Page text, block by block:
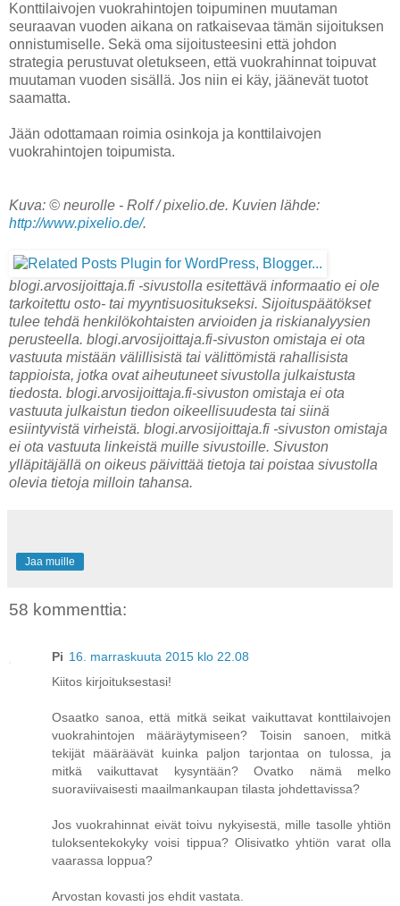
Konttilaivojen vuokrahintojen toipuminen muutaman
seuraavan vuoden aikana on ratkaisevaa tämän sijoituksen
onnistumiselle. Sekä oma sijoitusteesini että johdon
strategia perustuvat oletukseen, että vuokrahinnat toipuvat
muutaman vuoden sisällä. Jos niin ei käy, jäänevät tuotot
saamatta.
Jään odottamaan roimia osinkoja ja konttilaivojen
vuokrahintojen toipumista.
Kuva: © neurolle - Rolf / pixelio.de. Kuvien lähde:
http://www.pixelio.de/.
blogi.arvosijoittaja.fi -sivustolla esitettävä informaatio ei ole
tarkoitettu osto- tai myyntisuositukseksi. Sijoituspäätökset
tulee tehdä henkilökohtaisten arvioiden ja riskianalyysien
perusteella. blogi.arvosijoittaja.fi-sivuston omistaja ei ota
vastuuta mistään välillisistä tai välittömistä rahallisista
tappioista, jotka ovat aiheutuneet sivustolla julkaistusta
tiedosta. blogi.arvosijoittaja.fi-sivuston omistaja ei ota
vastuuta julkaistun tiedon oikeellisuudesta tai siinä
esiintyvistä virheistä. blogi.arvosijoittaja.fi -sivuston omistaja
ei ota vastuuta linkeistä muille sivustoille. Sivuston
ylläpitäjällä on oikeus päivittää tietoja tai poistaa sivustolla
olevia tietoja milloin tahansa.
Jaa muille
58 kommenttia:
Pi 16. marraskuuta 2015 klo 22.08
Kiitos kirjoituksestasi!
Osaatko sanoa, että mitkä seikat vaikuttavat konttilaivojen
vuokrahintojen määräytymiseen? Toisin sanoen, mitkä
tekijät määräävät kuinka paljon tarjontaa on tulossa, ja
mitkä vaikuttavat kysyntään? Ovatko nämä melko
suoraviivaisesti maailmankaupan tilasta johdettavissa?
Jos vuokrahinnat eivät toivu nykyisestä, mille tasolle yhtiön
tuloksentekokyky voisi tippua? Olisivatko yhtiön varat olla
vaarassa loppua?
Arvostan kovasti jos ehdit vastata.